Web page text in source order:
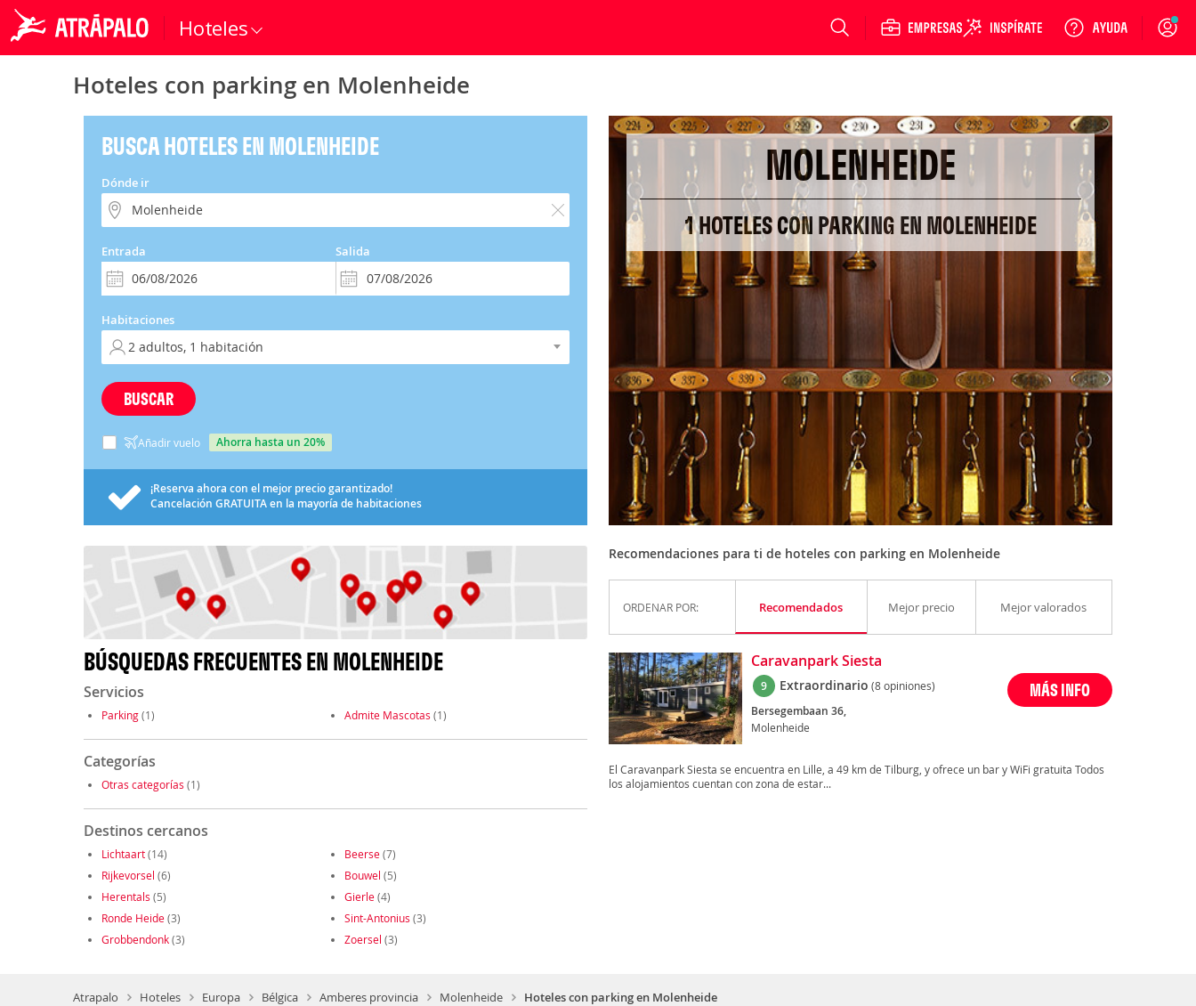
Hoteles Login
Hoteles con parking en Molenheide
BUSCA HOTELES EN MOLENHEIDE
Dónde ir
Entrada Salida
Habitaciones
BUSCAR
Añadir vuelo ahorra hasta un 20%
¡Reserva ahora con el mejor precio garantizado!
Cancelación GRATUITAen la mayoría de habitaciones
BÚSQUEDAS FRECUENTES EN MOLENHEIDE
Servicios
Parking(1) Admite Mascotas (1)
Categorías
Otras categorías (1)
Destinos cercanos
Lichtaart(14) Beerse(7)
Rijkevorsel (6) Bouwel (5)
Herentals (5) Gierle(4)
Ronde Heide(3) Sint-Antonius (3)
Grobbendonk(3) Zoersel (3)
MOLENHEIDE
1 HOTELES CON PARKING EN MOLENHEIDE
Recomendaciones para ti de hoteles con parking en Molenheide
ORDENAR POR: Recomendados Mejor precio Mejor valorados
Caravanpark Siesta
9 Extraordinario (8 opiniones)
Bersegembaan 36,
Molenheide
MÁS INFO
El Caravanpark Siesta se encuentra en Lille, a 49 km de Tilburg, y ofrece un bar y WiFi gratuita Todos
los alojamientos cuentan con zona de estar...
Atrapalo Hoteles Europa Bélgica Amberes provincia Molenheide Hoteles con parking en Molenheide